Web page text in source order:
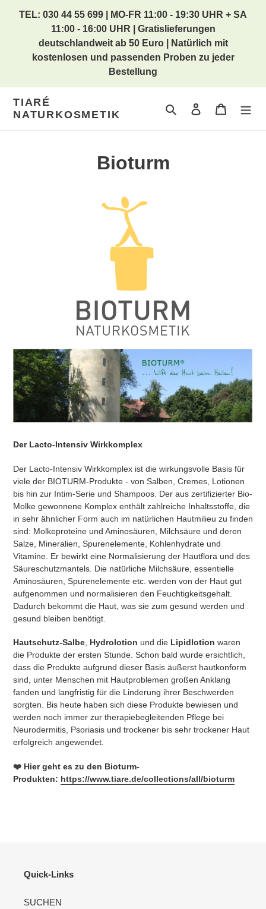
TEL: 030 44 55 699 | MO-FR 11:00 - 19:30 UHR + SA
11:00 - 16:00 UHR | Gratislieferungen
deutschlandweit ab 50 Euro | Natürlich mit
kostenlosen und passenden Proben zu jeder
Bestellung
TIARÉ
NATURKOSMETIK
Suchen Einloggen
Bioturm
Der Lacto-Intensiv Wirkkomplex
Der Lacto-Intensiv Wirkkomplex ist die wirkungsvolle Basis für
viele der BIOTURM-Produkte - von Salben, Cremes, Lotionen
bis hin zur Intim-Serie und Shampoos. Der aus zertifizierter Bio-
Molke gewonnene Komplex enthält zahlreiche Inhaltsstoffe, die
in sehr ähnlicher Form auch im natürlichen Hautmilieu zu finden
sind: Molkeproteine und Aminosäuren, Milchsäure und deren
Salze, Mineralien, Spurenelemente, Kohlenhydrate und
Vitamine. Er bewirkt eine Normalisierung der Hautflora und des
Säureschutzmantels. Die natürliche Milchsäure, essentielle
Aminosäuren, Spurenelemente etc. werden von der Haut gut
aufgenommen und normalisieren den Feuchtigkeitsgehalt.
Dadurch bekommt die Haut, was sie zum gesund werden und
gesund bleiben benötigt.
Hautschutz-Salbe Hydrolotion und die Lipidlotion waren
die Produkte der ersten Stunde. Schon bald wurde ersichtlich,
dass die Produkte aufgrund dieser Basis äußerst hautkonform
sind, unter Menschen mit Hautproblemen großen Anklang
fanden und langfristig für die Linderung ihrer Beschwerden
sorgten. Bis heute haben sich diese Produkte bewiesen und
werden noch immer zur therapiebegleitenden Pflege bei
Neurodermitis, Psoriasis und trockener bis sehr trockener Haut
erfolgreich angewendet.
❤️ Hier geht es zu den Bioturm-
Produkten: https://www.tiare.de/collections/all/bioturm
Quick-Links
SUCHEN